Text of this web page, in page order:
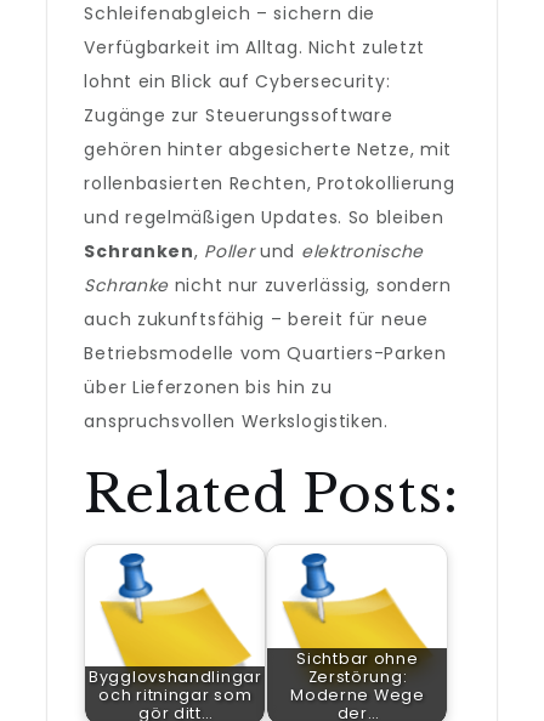
Schleifenabgleich – sichern die
Verfügbarkeit im Alltag. Nicht zuletzt
lohnt ein Blick auf Cybersecurity:
Zugänge zur Steuerungssoftware
gehören hinter abgesicherte Netze, mit
rollenbasierten Rechten, Protokollierung
und regelmäßigen Updates. So bleiben
Schranken, Pollerund elektronische
Schranke nicht nur zuverlässig, sondern
auch zukunftsfähig – bereit für neue
Betriebsmodelle vom Quartiers-Parken
über Lieferzonen bis hin zu
anspruchsvollen Werkslogistiken.
Related Posts:
Bygglovshandlingar
och ritningar som
gör ditt…
Sichtbar ohne
Zerstörung:
Moderne Wege
der…